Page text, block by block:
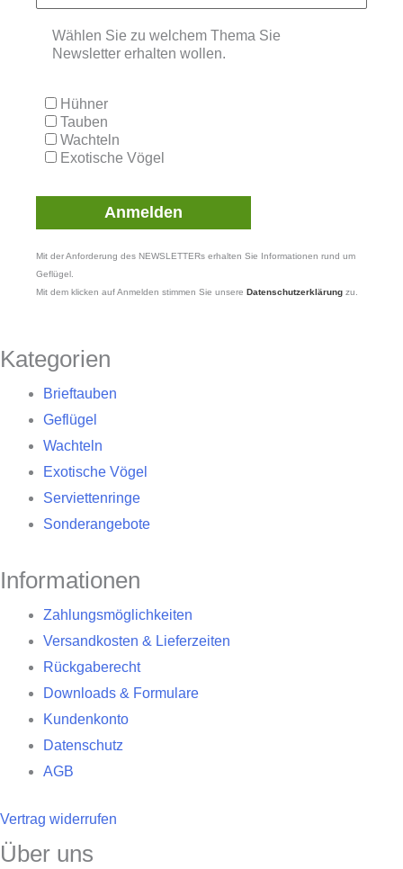
Wählen Sie zu welchem Thema Sie
Newsletter erhalten wollen.
Hühner
Tauben
Wachteln
Exotische Vögel
Mit der Anforderung des NEWSLETTERs erhalten Sie Informationen rund um
Geflügel.
Mit dem klicken auf Anmelden stimmen Sie unsere Datenschutzerklärung zu.
Kategorien
Brieftauben
Geflügel
Wachteln
Exotische Vögel
Serviettenringe
Sonderangebote
Informationen
Zahlungsmöglichkeiten
Versandkosten & Lieferzeiten
Rückgaberecht
Downloads & Formulare
Kundenkonto
Datenschutz
AGB
Vertrag widerrufen
Über uns